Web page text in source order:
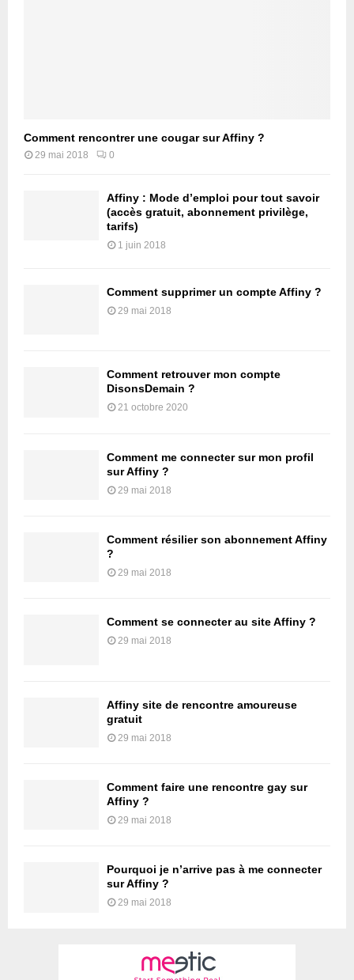
Comment rencontrer une cougar sur Affiny ?
29 mai 2018 0
Affiny : Mode d’emploi pour tout savoir
(accès gratuit, abonnement privilège,
tarifs)
1 juin 2018
Comment supprimer un compte Affiny ?
29 mai 2018
Comment retrouver mon compte
DisonsDemain ?
21 octobre 2020
Comment me connecter sur mon profil
sur Affiny ?
29 mai 2018
Comment résilier son abonnement Affiny
?
29 mai 2018
Comment se connecter au site Affiny ?
29 mai 2018
Affiny site de rencontre amoureuse
gratuit
29 mai 2018
Comment faire une rencontre gay sur
Affiny ?
29 mai 2018
Pourquoi je n’arrive pas à me connecter
sur Affiny ?
29 mai 2018